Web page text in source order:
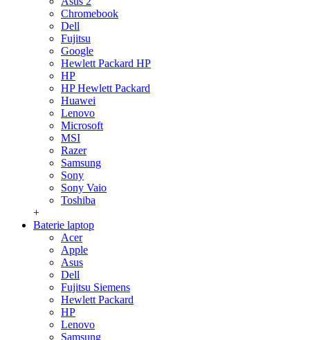
Chromebook
Dell
Fujitsu
Google
Hewlett Packard HP
HP
HP Hewlett Packard
Huawei
Lenovo
Microsoft
MSI
Razer
Samsung
Sony
Sony Vaio
Toshiba
+
Baterie laptop
Acer
Apple
Asus
Dell
Fujitsu Siemens
Hewlett Packard
HP
Lenovo
Samsung